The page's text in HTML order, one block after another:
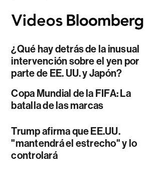
¿Qué hay detrás de la inusual
intervención sobre el yen por
parte de EE. UU. y Japón?
Copa Mundial de la FIFA: La
batalla de las marcas
Trump afirma que EE.UU.
"mantendrá el estrecho" y lo
controlará